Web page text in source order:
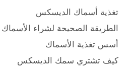
تغذية أسماك الديسكس
الطريقة الصحيحة لشراء الأسماك
أسس تغذية الأسماك
كيف تشتري سمك الديسكس